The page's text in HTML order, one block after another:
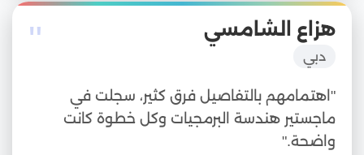
" هزاع الشامسي
دبي
"اهتمامهم بالتفاصيل فرق كثير، سجلت في
ماجستير هندسة البرمجيات وكل خطوة كانت
واضحة."